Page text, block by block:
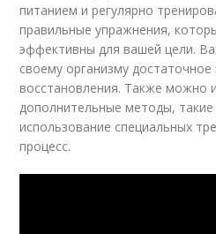
питанием и регулярно
правильные упражнения,
эффективны для вашей цели.
своему организму
восстановления. Также можно
дополнительные методы,
использование специальных
процесс.